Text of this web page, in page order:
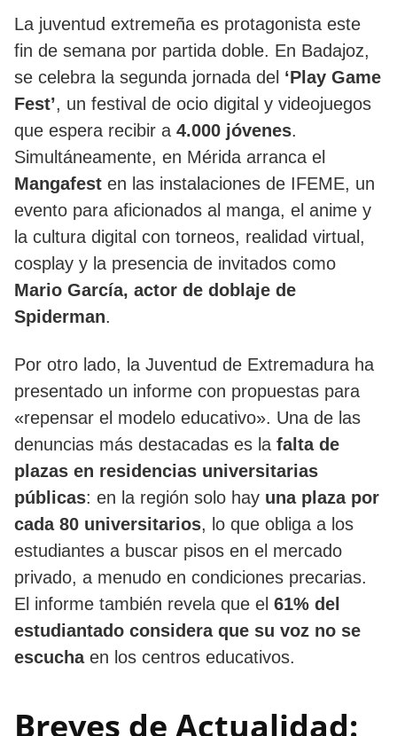
La juventud extremeña es protagonista este
fin de semana por partida doble. En Badajoz,
se celebra la segunda jornada del ‘Play Game
Fest’, un festival de ocio digital y videojuegos
que espera recibir a 4.000 jóvenes.
Simultáneamente, en Mérida arranca el
Mangafest en las instalaciones de IFEME, un
evento para aficionados al manga, el anime y
la cultura digital con torneos, realidad virtual,
cosplay y la presencia de invitados como
Mario García, actor de doblaje de
Spiderman.
Por otro lado, la Juventud de Extremadura ha
presentado un informe con propuestas para
«repensar el modelo educativo». Una de las
denuncias más destacadas es la falta de
plazas en residencias universitarias
públicas: en la región solo hay una plaza por
cada 80 universitarios, lo que obliga a los
estudiantes a buscar pisos en el mercado
privado, a menudo en condiciones precarias.
El informe también revela que el 61% del
estudiantado considera que su voz no se
escuchaen los centros educativos.
Breves de Actualidad: